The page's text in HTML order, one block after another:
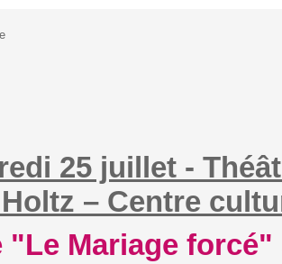
25 juillet -
– Centre
"Le Mariage